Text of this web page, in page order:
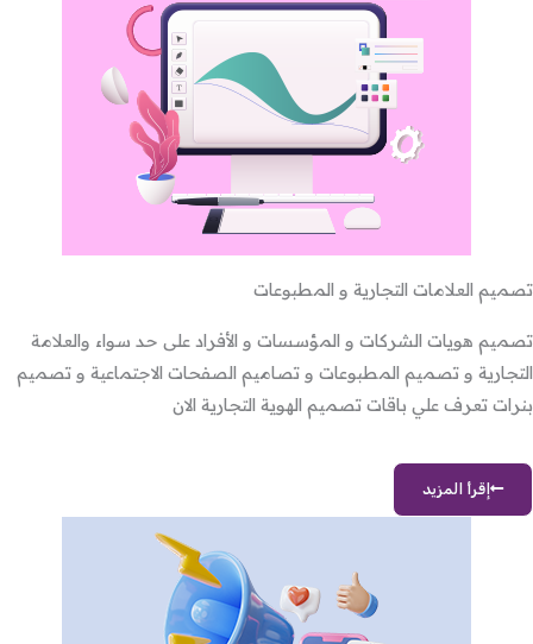
تصميم العلامات التجارية و المطبوعات
تصميم هويات الشركات و المؤسسات و الأفراد على حد سواء والعلامة
التجارية و تصميم المطبوعات و تصاميم الصفحات الاجتماعية و تصميم
بنرات تعرف علي باقات تصميم الهوية التجارية الان
إقرأ المزيد